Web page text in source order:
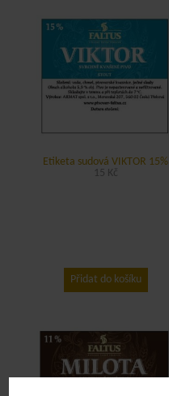
Etiketa sudová VIKTOR 15%
15 Kč
Přidat do košíku